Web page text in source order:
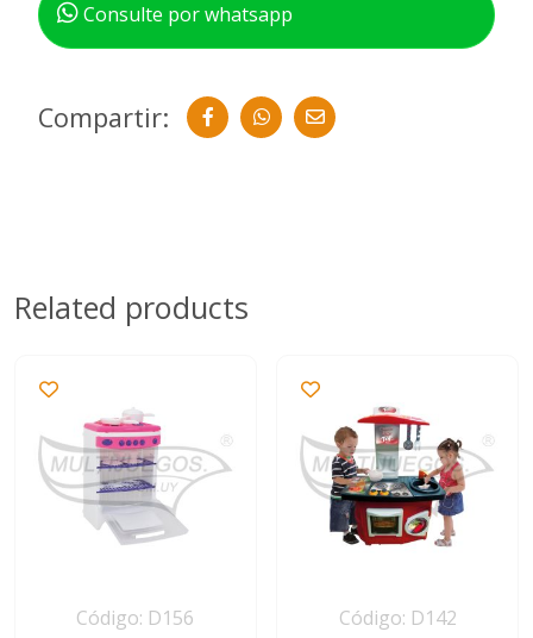
Consulte por whatsapp
Compartir:
Related products
Código: D156
Código: D142